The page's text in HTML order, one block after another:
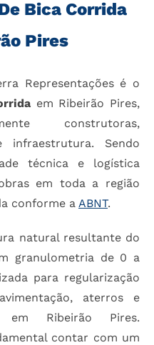
Bica Corrida
Pires
Representações é o
em Ribeirão Pires,
construtoras,
Sendo
técnica e logística
em toda a região
conforme a ABNT.
natural resultante do
granulometria de 0 a
para regularização
aterros e
Ribeirão Pires.
contar com um